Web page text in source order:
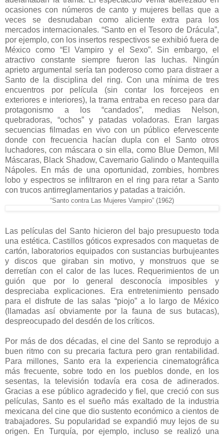
ocasiones con números de canto y mujeres bellas que a
veces se desnudaban como aliciente extra para los
mercados internacionales. “Santo en el Tesoro de Drácula”,
por ejemplo, con los insertos respectivos se exhibió fuera de
México como “El Vampiro y el Sexo”. Sin embargo, el
atractivo constante siempre fueron las luchas. Ningún
aprieto argumental sería tan poderoso como para distraer a
Santo de la disciplina del ring. Con una mínima de tres
encuentros por película (sin contar los forcejeos en
exteriores e interiores), la trama entraba en receso para dar
protagonismo a los “candados”, medias Nelson,
quebradoras, “ochos” y patadas voladoras. Eran largas
secuencias filmadas en vivo con un público efervescente
donde con frecuencia hacían dupla con el Santo otros
luchadores, con máscara o sin ella, como Blue Demon, Mil
Máscaras, Black Shadow, Cavernario Galindo o Mantequilla
Nápoles. En más de una oportunidad, zombies, hombres
lobo y espectros se infiltraron en el ring para retar a Santo
con trucos antirreglamentarios y patadas a traición.
“Santo contra Las Mujeres Vampiro” (1962)
Las películas del Santo hicieron del bajo presupuesto toda
una estética. Castillos góticos expresados con maquetas de
cartón, laboratorios equipados con sustancias burbujeantes
y discos que giraban sin motivo, y monstruos que se
derretían con el calor de las luces. Requerimientos de un
guión que por lo general desconocía imposibles y
despreciaba explicaciones. Era entretenimiento pensado
para el disfrute de las salas “piojo” a lo largo de México
(llamadas así obviamente por la fauna de sus butacas),
despreocupado del desdén de los críticos.
Por más de dos décadas, el cine del Santo se reprodujo a
buen ritmo con su precaria factura pero gran rentabilidad.
Para millones, Santo era la experiencia cinematográfica
más frecuente, sobre todo en los pueblos donde, en los
sesentas, la televisión todavía era cosa de adinerados.
Gracias a ese público agradecido y fiel, que creció con sus
películas, Santo es el sueño más exaltado de la industria
mexicana del cine que dio sustento económico a cientos de
trabajadores. Su popularidad se expandió muy lejos de su
origen. En Turquía, por ejemplo, incluso se realizó una